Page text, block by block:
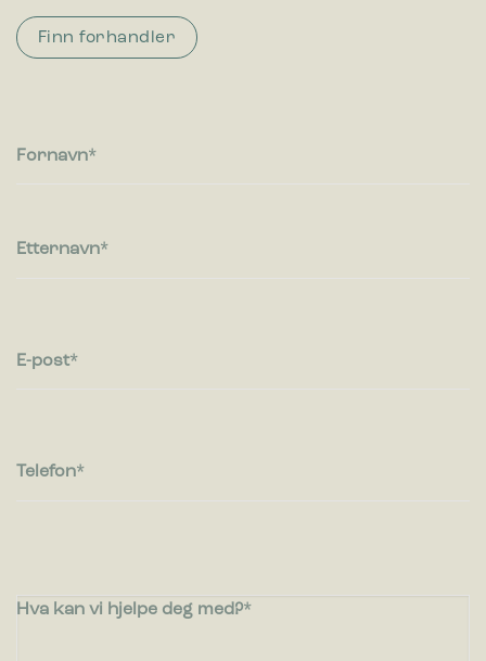
besøkende kommuniserer med nettsteder ved å samle inn og
rapportere informasjon anonymt.
engasjerende for den enkelte bruker og dermed mer
Finn forhandler
Fornavn
Etternavn
E-post
Telefon
Hva kan vi hjelpe deg med?